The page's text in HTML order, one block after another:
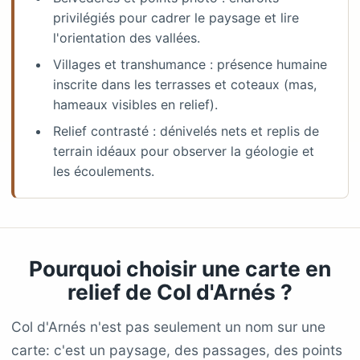
privilégiés pour cadrer le paysage et lire
l'orientation des vallées.
Villages et transhumance : présence humaine
inscrite dans les terrasses et coteaux (mas,
hameaux visibles en relief).
Relief contrasté : dénivelés nets et replis de
terrain idéaux pour observer la géologie et
les écoulements.
Pourquoi choisir une carte en
relief de Col d'Arnés ?
Col d'Arnés n'est pas seulement un nom sur une
carte: c'est un paysage, des passages, des points